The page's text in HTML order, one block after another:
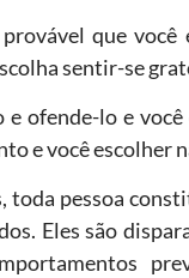
que você
sentir-se
ofende-lo e
e você escolher
toda pessoa
Eles são